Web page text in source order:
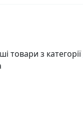
товари з категорії